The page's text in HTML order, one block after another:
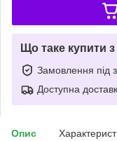
Що таке купити
Замовлення під
Доступна
Опис